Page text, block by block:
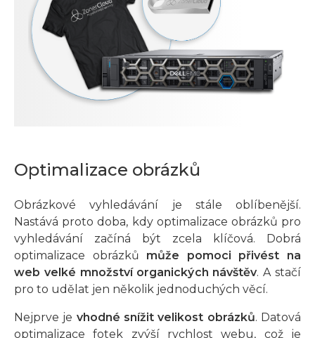
Optimalizace obrázků
Obrázkové vyhledávání je stále oblíbenější.
Nastává proto doba, kdy optimalizace obrázků pro
vyhledávání začíná být zcela klíčová. Dobrá
optimalizace obrázků může pomoci přivést na
web velké množství organických návštěv. A stačí
pro to udělat jen několik jednoduchých věcí.
Nejprve je vhodné snížit velikost obrázků. Datová
optimalizace fotek zvýší rychlost webu, což je